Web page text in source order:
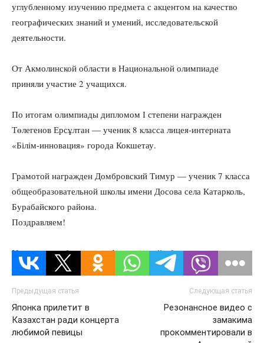
углубленному изучению предмета с акцентом на качество
географических знаний и умений, исследовательской
деятельности.
От Акмолинской области в Национальной олимпиаде
приняли участие 2 учащихся.
По итогам олимпиады дипломом І степени награжден
Төлегенов Ерсұлтан — ученик 8 класса лицея-интерната
«Білім-инновация» города Кокшетау.
Грамотой награжден Домбровский Тимур — ученик 7 класса
общеобразовательной школы имени Досова села Катарколь,
Бурабайского района.
Поздравляем!
Управление образования Акмолинской области
Предыдущая статья
Японка прилетит в
Казахстан ради концерта
любимой певицы
Следующая статья
Резонансное видео с
замакима
прокомментировали в